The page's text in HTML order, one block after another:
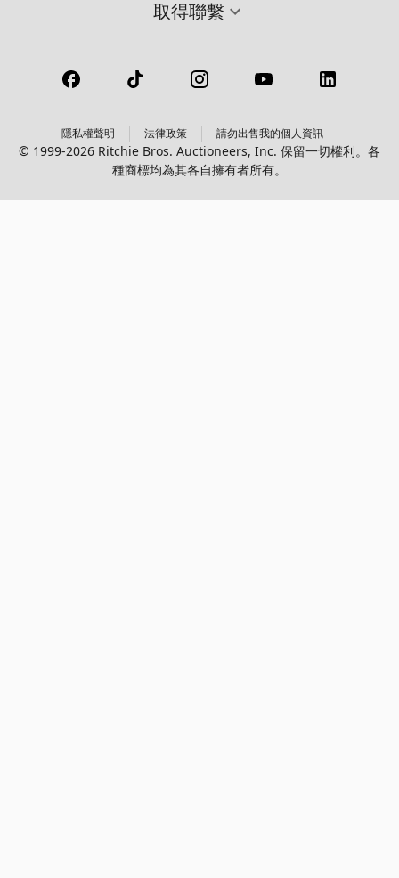
取得聯繫
隱私權聲明 法律政策 請勿出售我的個人資訊
© 1999-2026 Ritchie Bros. Auctioneers, Inc. 保留一切權利。各
種商標均為其各自擁有者所有。